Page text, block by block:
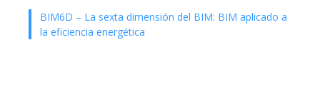
BIM6D – La sexta dimensión del BIM: BIM aplicado a
la eficiencia energética